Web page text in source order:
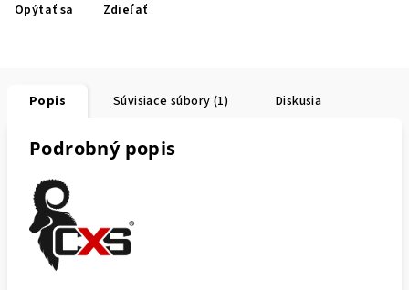
Opýtať sa Zdieľať
Popis Súvisiace súbory (1) Diskusia
Podrobný popis